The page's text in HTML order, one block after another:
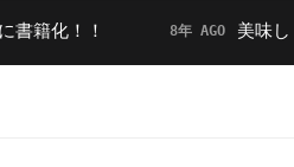
！！ 美味しくてた